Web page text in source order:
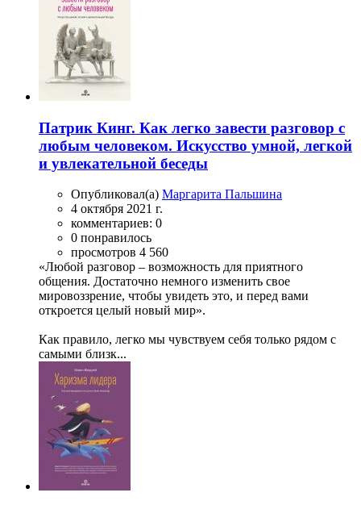
Патрик Кинг. Как легко завести разговор с
любым человеком. Искусство умной, легкой
и увлекательной беседы
Опубликовал(а) Маргарита Пальшина
4 октября 2021 г.
комментариев: 0
0 понравилось
просмотров 4 560
«Любой разговор – возможность для приятного
общения. Достаточно немного изменить свое
мировоззрение, чтобы увидеть это, и перед вами
откроется целый новый мир».
Как правило, легко мы чувствуем себя только рядом с
самыми близк...